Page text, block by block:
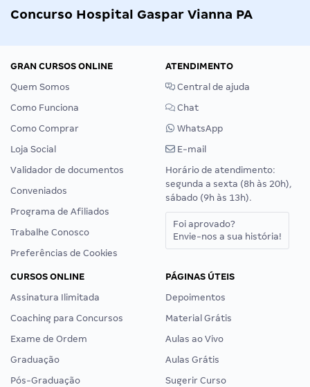
Concurso Hospital Gaspar Vianna PA
GRAN CURSOS ONLINE
Quem Somos
Como Funciona
Como Comprar
Loja Social
Validador de documentos
Conveniados
Programa de Afiliados
Trabalhe Conosco
Preferências de Cookies
ATENDIMENTO
Central de ajuda
Chat
WhatsApp
E-mail
Horário de atendimento:
segunda a sexta (8h às 20h),
sábado (9h às 13h).
Foi aprovado?
Envie-nos a sua história!
CURSOS ONLINE
Assinatura Ilimitada
Coaching para Concursos
Exame de Ordem
Graduação
Pós-Graduação
PÁGINAS ÚTEIS
Depoimentos
Material Grátis
Aulas ao Vivo
Aulas Grátis
Sugerir Curso